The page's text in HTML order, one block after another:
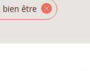
être